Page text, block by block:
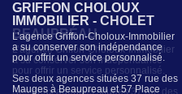
GRIFFON CHOLOUX
IMMOBILIER - CHOLET
L’agence Griffon-Choloux-Immobilier
a su conserver son indépendance
pour offrir un service personnalisé.
Ses deux agences situées 37 rue des
Mauges à Beaupreau et 57 Place